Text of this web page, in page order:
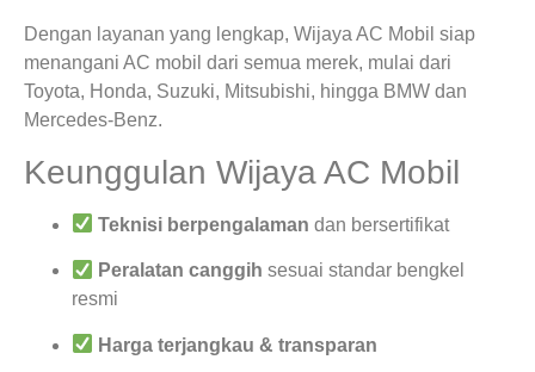
Dengan layanan yang lengkap, Wijaya AC Mobil siap
menangani AC mobil dari semua merek, mulai dari
Toyota, Honda, Suzuki, Mitsubishi, hingga BMW dan
Mercedes-Benz.
Keunggulan Wijaya AC Mobil
Teknisi berpengalaman dan bersertifikat
Peralatan canggih sesuai standar bengkel
resmi
Harga terjangkau & transparan